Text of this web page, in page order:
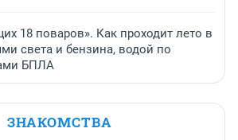
18 поваров». Как проходит лето в
света и бензина, водой по
БПЛА
ЗНАКОМСТВА